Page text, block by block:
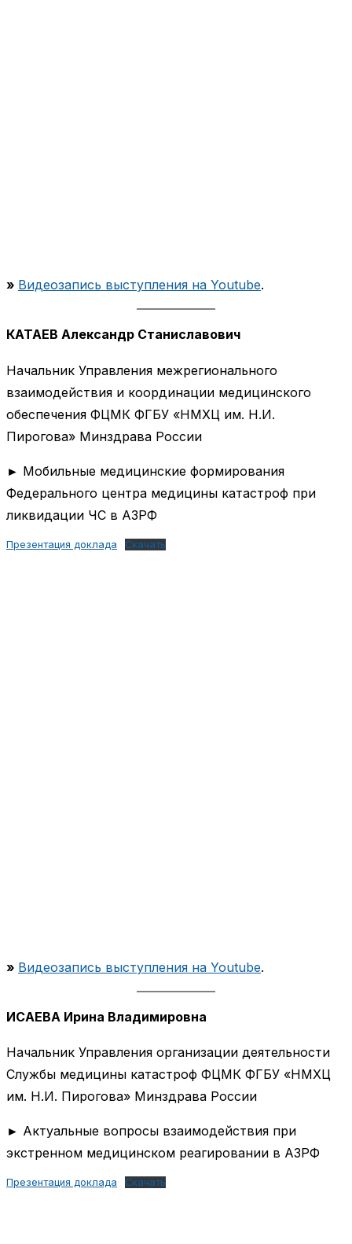
» Видеозапись выступления на Youtube.
КАТАЕВ Александр Станиславович
Начальник Управления межрегионального
взаимодействия и координации медицинского
обеспечения ФЦМК ФГБУ «НМХЦ им. Н.И.
Пирогова» Минздрава России
► Мобильные медицинские формирования
Федерального центра медицины катастроф при
ликвидации ЧС в АЗРФ
Презентация доклада Скачать
» Видеозапись выступления на Youtube.
ИСАЕВА Ирина Владимировна
Начальник Управления организации деятельности
Службы медицины катастроф ФЦМК ФГБУ «НМХЦ
им. Н.И. Пирогова» Минздрава России
► Актуальные вопросы взаимодействия при
экстренном медицинском реагировании в АЗРФ
Презентация доклада Скачать